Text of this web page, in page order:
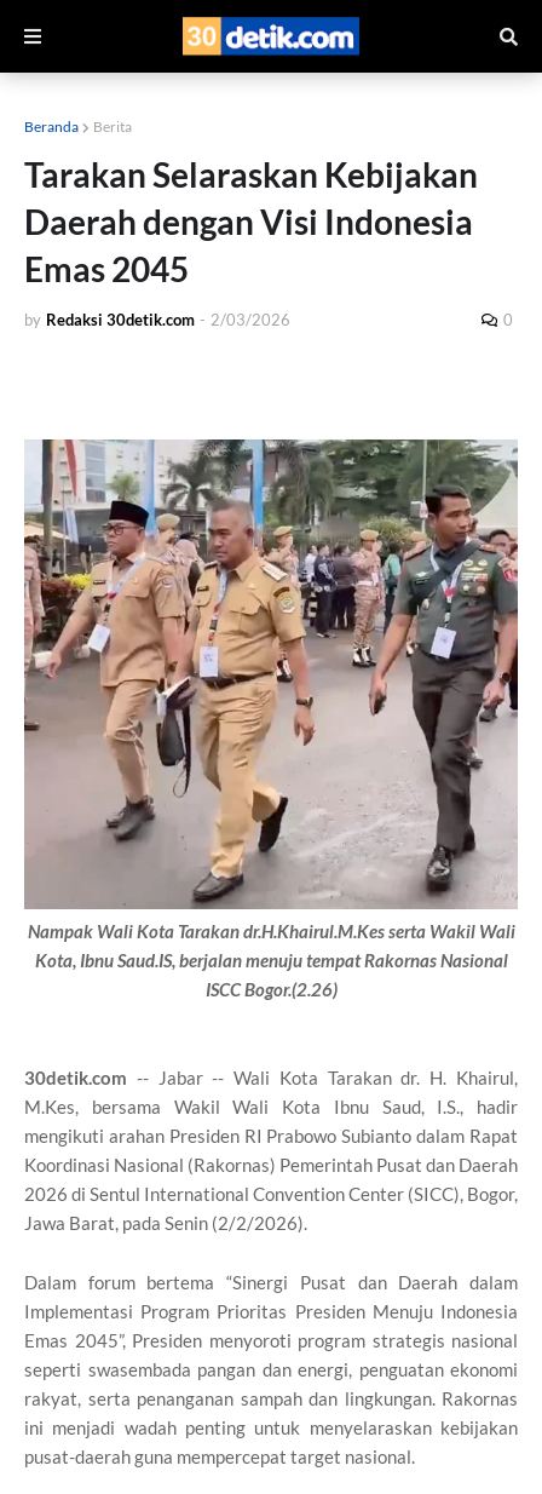
Beranda Berita
Tarakan Selaraskan Kebijakan
Daerah dengan Visi Indonesia
Emas 2045
by Redaksi 30detik.com - 2/03/2026 0
Nampak Wali Kota Tarakan dr.H.Khairul.M.Kes serta Wakil Wali
Kota, Ibnu Saud.IS, berjalan menuju tempat Rakornas Nasional
ISCC Bogor.(2.26)
30detik.com -- Jabar -- Wali Kota Tarakan dr. H. Khairul,
M.Kes, bersama Wakil Wali Kota Ibnu Saud, I.S., hadir
mengikuti arahan Presiden RI Prabowo Subianto dalam Rapat
Koordinasi Nasional (Rakornas) Pemerintah Pusat dan Daerah
2026 di Sentul International Convention Center (SICC), Bogor,
Jawa Barat, pada Senin (2/2/2026).
Dalam forum bertema “Sinergi Pusat dan Daerah dalam
Implementasi Program Prioritas Presiden Menuju Indonesia
Emas 2045”, Presiden menyoroti program strategis nasional
seperti swasembada pangan dan energi, penguatan ekonomi
rakyat, serta penanganan sampah dan lingkungan. Rakornas
ini menjadi wadah penting untuk menyelaraskan kebijakan
pusat-daerah guna mempercepat target nasional.